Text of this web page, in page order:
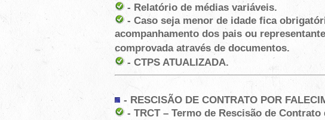
- Relatório de médias variáveis.
- Caso seja menor de idade fica
acompanhamento dos pais ou
comprovada através de documentos.
- CTPS ATUALIZADA.
- RESCISÃO DE CONTRATO POR
- TRCT – Termo de Rescisão de Contrato